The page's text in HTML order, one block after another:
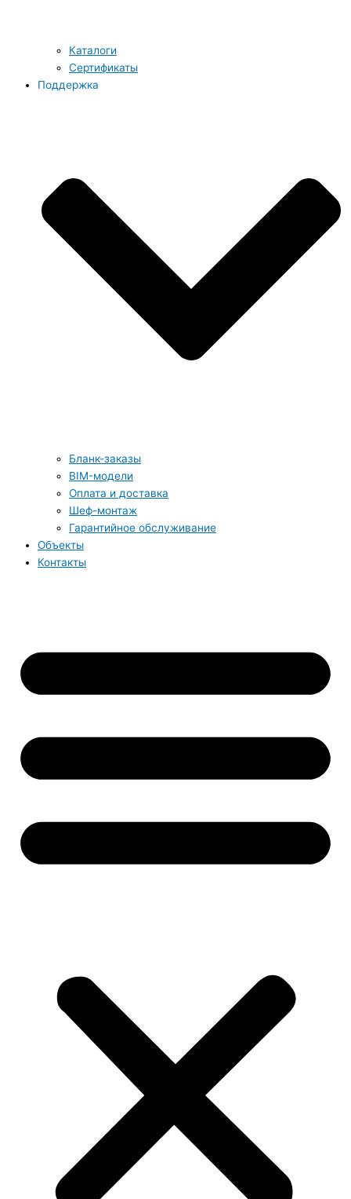
Каталоги
Сертификаты
Поддержка
Бланк-заказы
BIM-модели
Оплата и доставка
Шеф-монтаж
Гарантийное обслуживание
Объекты
Контакты